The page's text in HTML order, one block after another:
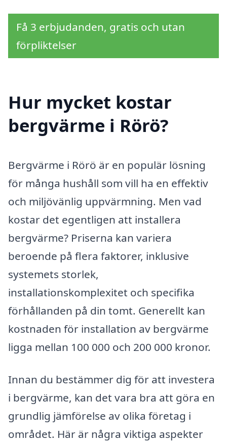
Få 3 erbjudanden, gratis och utan
förpliktelser
Hur mycket kostar
bergvärme i Rörö?
Bergvärme i Rörö är en populär lösning
för många hushåll som vill ha en effektiv
och miljövänlig uppvärmning. Men vad
kostar det egentligen att installera
bergvärme? Priserna kan variera
beroende på flera faktorer, inklusive
systemets storlek,
installationskomplexitet och specifika
förhållanden på din tomt. Generellt kan
kostnaden för installation av bergvärme
ligga mellan 100 000 och 200 000 kronor.
Innan du bestämmer dig för att investera
i bergvärme, kan det vara bra att göra en
grundlig jämförelse av olika företag i
området. Här är några viktiga aspekter